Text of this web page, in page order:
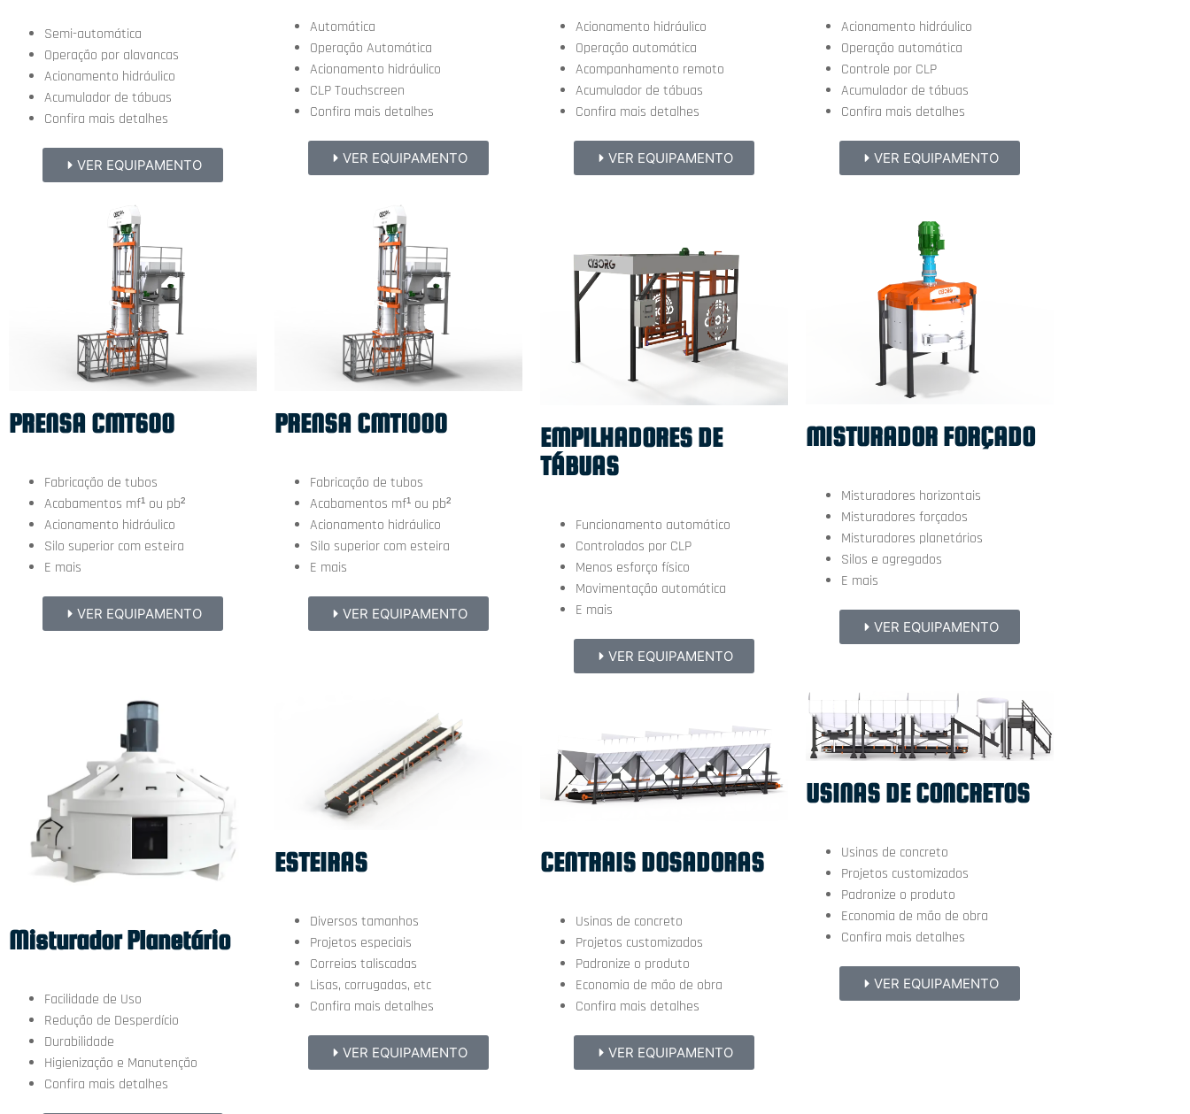
Semi-automática
Operação por alavancas
Acionamento hidráulico
Acumulador de tábuas
Confira mais detalhes
VER EQUIPAMENTO
Automática
Operação Automática
Acionamento hidráulico
CLP Touchscreen
Confira mais detalhes
VER EQUIPAMENTO
Acionamento hidráulico
Operação automática
Acompanhamento remoto
Acumulador de tábuas
Confira mais detalhes
VER EQUIPAMENTO
Acionamento hidráulico
Operação automática
Controle por CLP
Acumulador de tábuas
Confira mais detalhes
VER EQUIPAMENTO
PRENSA CMT600
Fabricação de tubos
Acabamentos mf¹ ou pb²
Acionamento hidráulico
Silo superior com esteira
E mais
VER EQUIPAMENTO
PRENSA CMT1000
Fabricação de tubos
Acabamentos mf¹ ou pb²
Acionamento hidráulico
Silo superior com esteira
E mais
VER EQUIPAMENTO
EMPILHADORES DE
TÁBUAS
Funcionamento automático
Controlados por CLP
Menos esforço físico
Movimentação automática
E mais
VER EQUIPAMENTO
MISTURADOR FORÇADO
Misturadores horizontais
Misturadores forçados
Misturadores planetários
Silos e agregados
E mais
VER EQUIPAMENTO
Misturador Planetário
Facilidade de Uso
Redução de Desperdício
Durabilidade
Higienização e Manutenção
Confira mais detalhes
ESTEIRAS
Diversos tamanhos
Projetos especiais
Correias taliscadas
Lisas, corrugadas, etc
Confira mais detalhes
VER EQUIPAMENTO
CENTRAIS DOSADORAS
Usinas de concreto
Projetos customizados
Padronize o produto
Economia de mão de obra
Confira mais detalhes
VER EQUIPAMENTO
USINAS DE CONCRETOS
Usinas de concreto
Projetos customizados
Padronize o produto
Economia de mão de obra
Confira mais detalhes
VER EQUIPAMENTO